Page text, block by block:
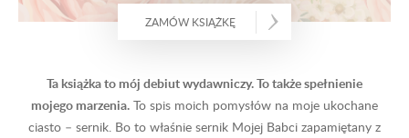
ZAMÓW KSIĄŻKĘ
Ta książka to mój debiut wydawniczy. To także spełnienie
mojego marzenia. To spis moich pomysłów na moje ukochane
ciasto – sernik. Bo to właśnie sernik Mojej Babci zapamiętany z